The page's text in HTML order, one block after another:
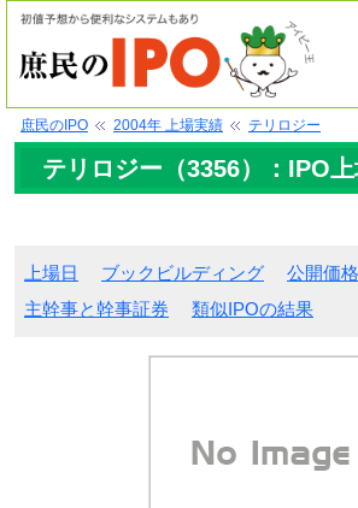
庶民のIPO 2004年 上場実績 テリロジー
テリロジー（3356）：IPO
上場日 ブックビルディング
公開価
主幹事と幹事証券
類似IPOの結果